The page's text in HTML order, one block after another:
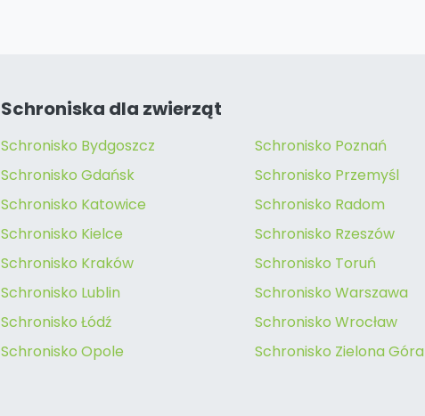
Schroniska dla zwierząt
Schronisko Bydgoszcz
Schronisko Gdańsk
Schronisko Katowice
Schronisko Kielce
Schronisko Kraków
Schronisko Lublin
Schronisko Łódź
Schronisko Opole
Schronisko Poznań
Schronisko Przemyśl
Schronisko Radom
Schronisko Rzeszów
Schronisko Toruń
Schronisko Warszawa
Schronisko Wrocław
Schronisko Zielona Góra